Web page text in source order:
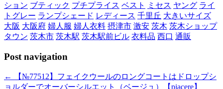
ション ブティック プチプライス ベスト ミセス ヤング ライ
トグレー ランプシェード レディース 千里丘 大きいサイズ
大阪 大阪府 婦人服 婦人衣料 摂津市 激安 茨木 茨木ショップ
タウン 茨木市 茨木駅 茨木駅前ビル 衣料品 西口 通販
Post navigation
←
【№77512】フェイクウールのロングコートはドロップシ
ョルダーでオーバーシルエット（ベージュ）【piacere】